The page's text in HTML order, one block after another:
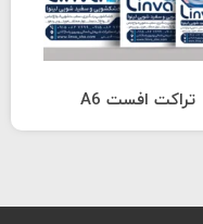
تراکت افست A6